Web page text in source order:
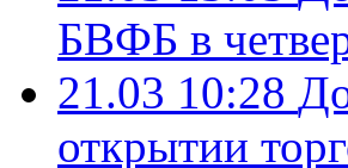
БВФБ в
21.03 10:28
открытии